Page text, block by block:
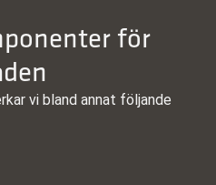
för
vi bland annat följande